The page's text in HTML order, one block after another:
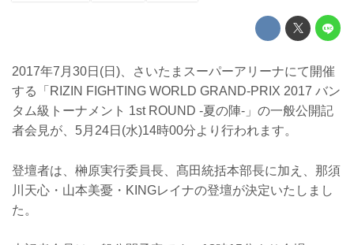
2017年7月30日(日)、さいたまスーパーアリーナにて開催
する「RIZIN FIGHTING WORLD GRAND-PRIX 2017 バン
タム級トーナメント 1st ROUND -夏の陣-」の一般公開記
者会見が、5月24日(水)14時00分より行われます。
登壇者は、榊原実行委員長、髙田統括本部長に加え、那須
川天心・山本美憂・KINGレイナの登壇が決定いたしまし
た。